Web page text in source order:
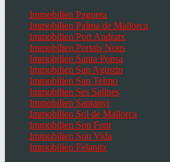
Immobilien Paguera
Immobilien Palma de Mallorca
Immobilien Port Andratx
Immobilien Portals Nous
Immobilien Santa Ponsa
Immobilien San Agustin
Immobilien San Telmo
Immobilien Ses Salines
Immobilien Santanyi
Immobilien Sol de Mallorca
Immobilien Son Font
Immobilien Son Vida
Immobilien Felanitx